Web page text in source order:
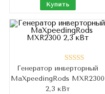
Купить
Оценка
5.00из 5
Генератор инверторный
MaXpeedingRods MXR2300
2,3 кВт